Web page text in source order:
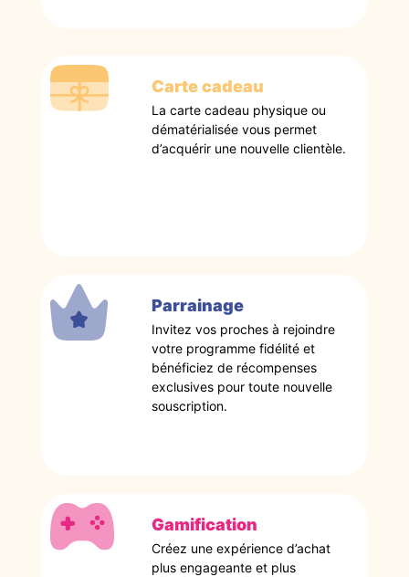
Carte cadeau
La carte cadeau physique ou
dématérialisée vous permet
d’acquérir une nouvelle clientèle.
Parrainage
Invitez vos proches à rejoindre
votre programme fidélité et
bénéficiez de récompenses
exclusives pour toute nouvelle
souscription.
Gamification
Créez une expérience d’achat
plus engageante et plus